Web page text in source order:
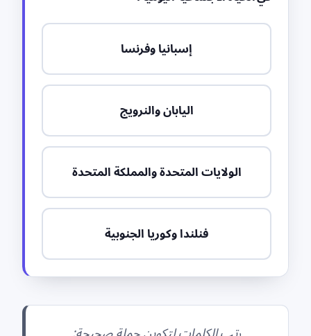
إسبانيا وفرنسا
اليابان والنرويج
الولايات المتحدة والمملكة المتحدة
فنلندا وكوريا الجنوبية